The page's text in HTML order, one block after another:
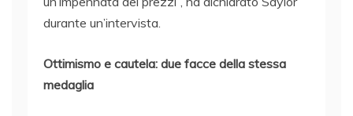
durante un’intervista.
Ottimismo e cautela: due facce della stessa
medaglia